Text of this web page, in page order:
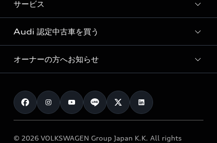
デジタルサービス
見積り依頼
試乗予約
e-tronラインアップ
価格シミュレーション
車両比較
カタログ一覧
純正アクセサリー
オンラインショップ
Audi collection
アウディナビアプリ
サービス
サービス入庫予約
サービスプログラム
メンテナンス
車検 / 定期点検
e-tronアフターサポート
Audi 認定中古車を買う
Audi認定中古車
クオリティ
保証
メンテナンス
オーナーの方へお知らせ
お知らせ
オーナー様向けキャンペーン
© 2026 VOLKSWAGEN Group Japan K.K. All rights